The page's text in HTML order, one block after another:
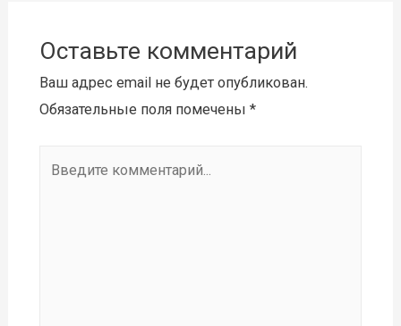
Оставьте комментарий
Ваш адрес email не будет опубликован.
Обязательные поля помечены *